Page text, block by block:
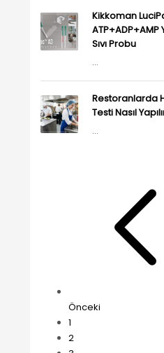
Kikkoman
ATP+ADP+AMP
Sıvı Probu
...
Restoranlarda
Testi Nasıl
...
Önceki
1
2